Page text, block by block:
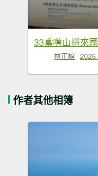
33鳶嘴山捎來
林正誼
作者其他相簿